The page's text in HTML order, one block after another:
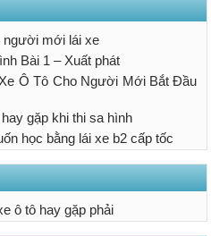
người mới lái xe
Bài 1 – Xuất phát
Ô Tô Cho Người Mới Bắt Đầu
gặp khi thi sa hình
học bằng lái xe b2 cấp tốc
ô tô hay gặp phải